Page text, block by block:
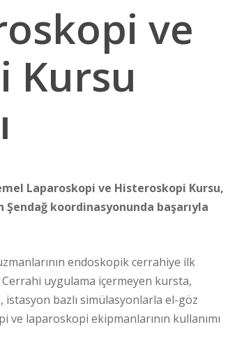
ve
Kursu
Laparoskopi ve Histeroskopi Kursu,
Şendağ koordinasyonunda başarıyla
endoskopik cerrahiye ilk
Cerrahi uygulama içermeyen kursta,
istasyon bazlı simülasyonlarla el-göz
laparoskopi ekipmanlarının kullanımı